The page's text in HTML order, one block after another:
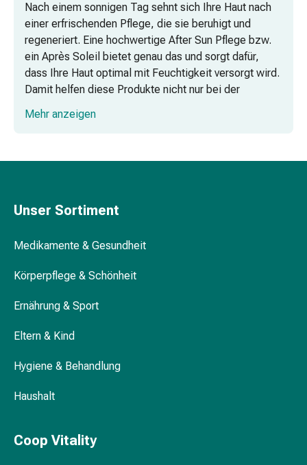
Mundentzündungen
Haar-
Medikamente
Haarausfallpräparate
Kopfhautbeschwerden
Kopfläuse
Körperpflege
Gesichtspflege
Pflegemasken
Reinigungs-
Kosmetiktücher
Kosmetikbedarf
Gesichtswasser
Zubehör
Nach einem sonnigen Tag sehnt sich Ihre Haut nach
einer erfrischenden Pflege, die sie beruhigt und
regeneriert. Eine hochwertige After Sun Pflege bzw.
ein Après Soleil bietet genau das und sorgt dafür,
dass Ihre Haut optimal mit Feuchtigkeit versorgt wird.
Damit helfen diese Produkte nicht nur bei der
Sonnenbrand Linderung, sondern fördern auch die
langfristige Gesundheit Ihrer Haut. Entdecken Sie die
sonnenverwöhnte Haut
sonnenverwöhnte Haut
Wohltuende After-Sun-Lotionen
Erfrischende After-Sun-Gels
Beruhigende After-Sun-Balsame
Praktische After-Sun-Sprays
After Sun Produkte online kaufen auf
Mehr anzeigen
Unser Sortiment
Medikamente & Gesundheit
Körperpflege & Schönheit
Ernährung & Sport
Eltern & Kind
Hygiene & Behandlung
Haushalt
Coop Vitality